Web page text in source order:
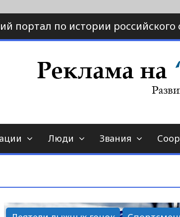
портал по истории российского
страна.ру
по истории спорта
Люди Звания